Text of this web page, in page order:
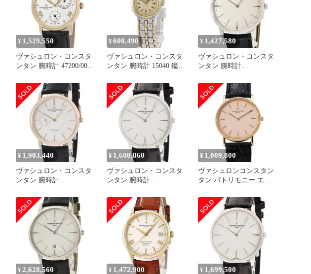
¥ 1,529,550
ヴァシュロン・コンスタ
ンタン 腕時計 47200/000J
¥ 600,490
ヴァシュロン・コンスタ
ンタン 腕時計 15040 鑑定
¥ 1,427,580
ヴァシュロン・コンスタ
ンタン 腕時計
み ブランド
¥ 1,903,440
ヴァシュロン・コンスタ
ンタン 腕時計
み ブランド
¥ 1,608,860
ヴァシュロン・コンスタ
ンタン 腕時計
み ブランド
¥ 1,009,800
ヴァシュロンコンスタン
タン パトリモニー エク
1003/1 K18YG ウォッチ
アイボリー文字盤 アンテ
ィーク
¥ 2,628,560 ¥ 1,472,900 ¥ 1,699,500